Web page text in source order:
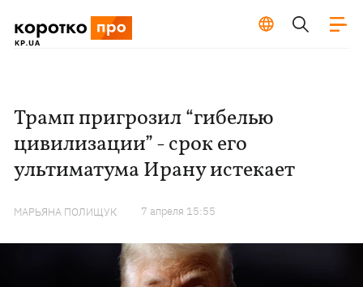
Трамп пригрозил “гибелью
цивилизации” - срок его
ультиматума Ирану истекает
МАРЬЯНА ПОЛИЩУК 7 апреля 15:55